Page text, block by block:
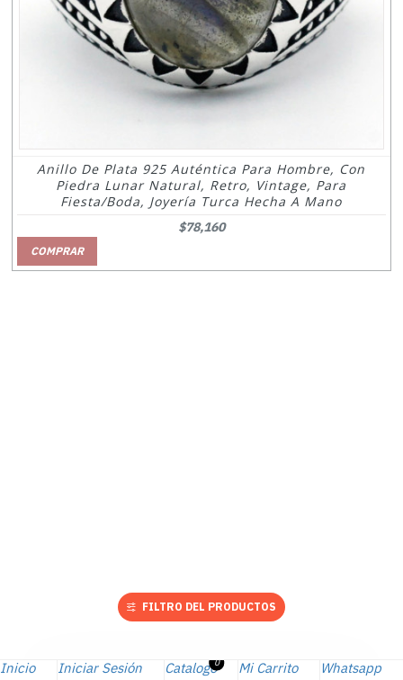
Anillo De Plata 925 Auténtica Para Hombre, Con
Piedra Lunar Natural, Retro, Vintage, Para
Fiesta/boda, Joyería Turca Hecha A Mano
$78,160
COMPRAR
Inicio Iniciar Sesión Catalogo Mi Carrito
0 Whatsapp
FILTRO DEL PRODUCTOS